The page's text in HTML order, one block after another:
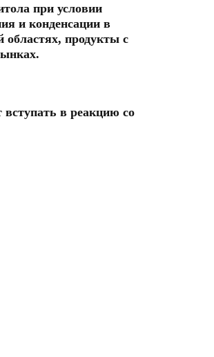
при условии
и конденсации в
продукты с
вступать в реакцию со